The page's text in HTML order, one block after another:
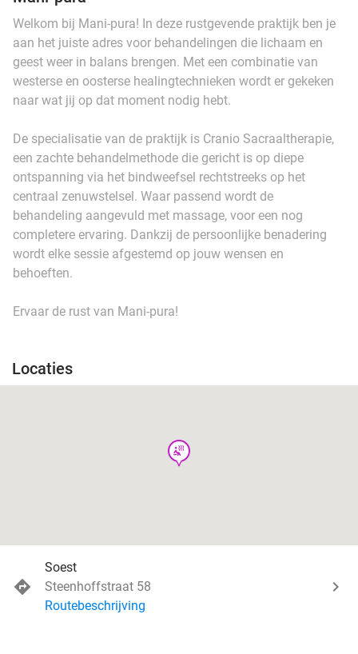
Welkom bij Mani-pura! In deze rustgevende praktijk ben je
aan het juiste adres voor behandelingen die lichaam en
geest weer in balans brengen. Met een combinatie van
westerse en oosterse healingtechnieken wordt er gekeken
naar wat jij op dat moment nodig hebt.
De specialisatie van de praktijk is Cranio Sacraaltherapie,
een zachte behandelmethode die gericht is op diepe
ontspanning via het bindweefsel rechtstreeks op het
centraal zenuwstelsel. Waar passend wordt de
behandeling aangevuld met massage, voor een nog
completere ervaring. Dankzij de persoonlijke benadering
wordt elke sessie afgestemd op jouw wensen en
behoeften.
Ervaar de rust van Mani-pura!
Locaties
wellness
Soest
Steenhoffstraat 58
Routebeschrijving